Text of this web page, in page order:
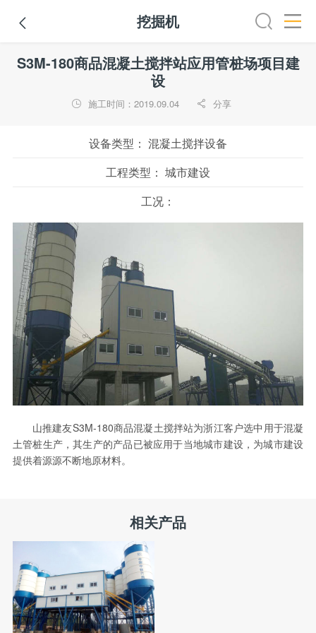
 挖掘机
平地机 装载机 挖掘机 铣刨机 摊铺机 冷再生机
S3M-180商品混凝土搅拌站应用管桩场项目建
设
 施工时间：2019.09.04  分享
设备类型： 混凝土搅拌设备
工程类型： 城市建设
工况：
山推建友S3M-180商品混凝土搅拌站为浙江客户选中用于混凝
土管桩生产，其生产的产品已被应用于当地城市建设，为城市建设
提供着源源不断地原材料。
相关产品